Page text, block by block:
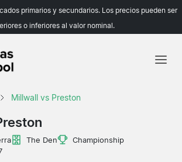
primarios y secundarios. Los precios pueden ser
o inferiores al valor nominal.
Millwall vs Preston
The Den
Championship